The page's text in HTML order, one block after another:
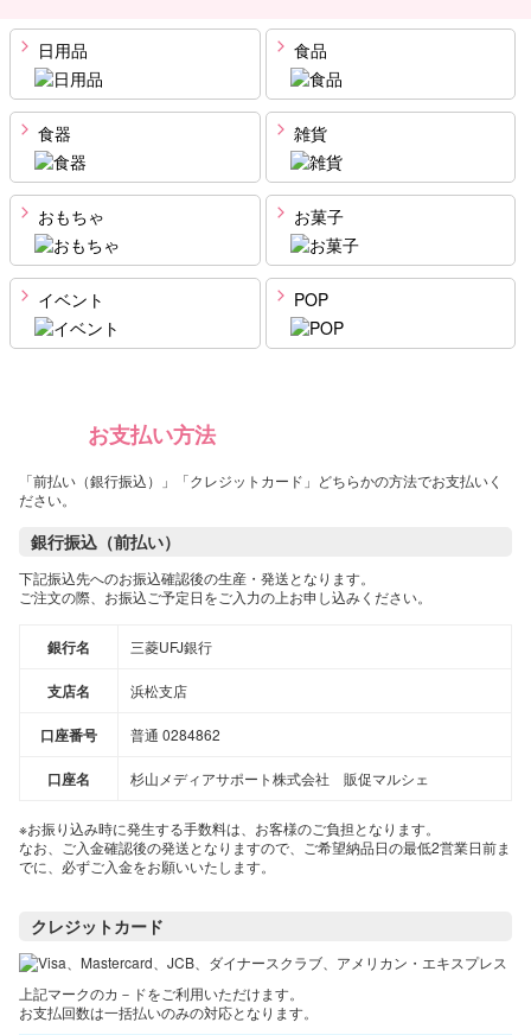
日用品 食品
食器 雑貨
おもちゃ お菓子
イベント POP
お支払い方法
「前払い（銀行振込）」「クレジットカード」どちらかの方法でお支払いく
ださい。
銀行振込（前払い）
下記振込先へのお振込確認後の生産・発送となります。
ご注文の際、お振込ご予定日をご入力の上お申し込みください。
銀行名 三菱UFJ銀行
支店名 浜松支店
口座番号 普通 0284862
口座名 杉山メディアサポート株式会社 販促マルシェ
※お振り込み時に発生する手数料は、お客様のご負担となります。
なお、ご入金確認後の発送となりますので、ご希望納品日の最低2営業日前ま
でに、必ずご入金をお願いいたします。
クレジットカード
上記マークのカ－ドをご利用いただけます。
お支払回数は一括払いのみの対応となります。